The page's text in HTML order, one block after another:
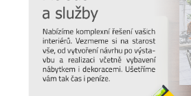
Chtěli bychom, aby vám nábytek
víme, že důležitou roli v jeho
připravili jsme pro vás několik
starat o různé typy povrchu a čemu
péče o nábytek